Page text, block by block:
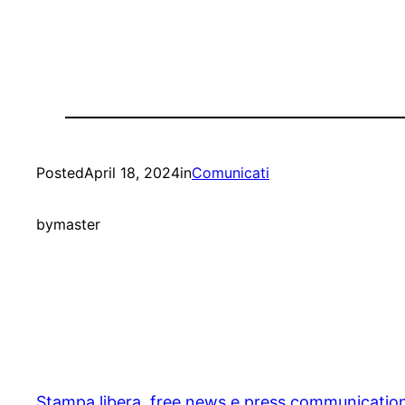
PostedApril 18, 2024inComunicati
bymaster